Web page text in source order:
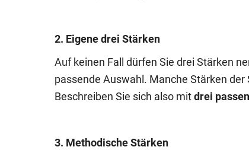
2. Eigene drei Stärken
Auf keinen Fall dürfen Sie drei Stärken
passende Auswahl. Manche Stärken
Beschreiben Sie sich also mit drei
3. Methodische Stärken